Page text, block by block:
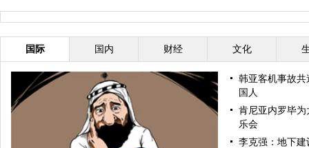
国际 国内 财经 文化
韩亚客机事故
国人
肯尼亚内罗毕
乐会
李克强：地下建